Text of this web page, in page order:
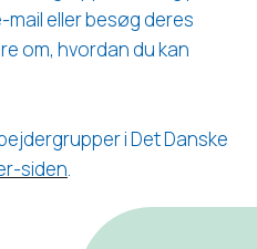
eller besøg deres
om, hvordan du kan
i Det Danske
siden